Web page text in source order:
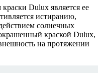
Dulux является ее
истиранию,
солнечных
краской Dulux,
на протяжении